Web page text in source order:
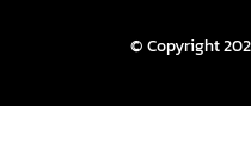
© Copyright